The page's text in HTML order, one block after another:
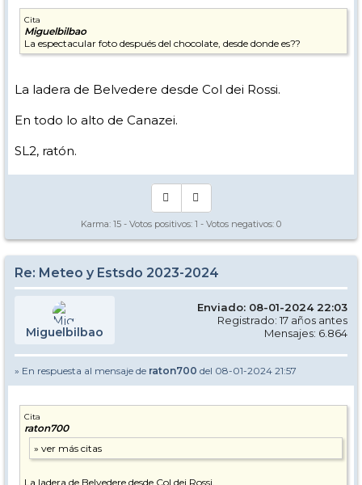
Cita
Miguelbilbao
La espectacular foto después del chocolate, desde donde es??
La ladera de Belvedere desde Col dei Rossi.
En todo lo alto de Canazei.
SL2, ratón.
Karma: 15 - Votos positivos: 1 - Votos negativos: 0
Re: Meteo y Estsdo 2023-2024
Miguelbilbao
Enviado: 08-01-2024 22:03
Registrado: 17 años antes
Mensajes: 6.864
» En respuesta al mensaje de raton700 del 08-01-2024 21:57
Cita
raton700
La ladera de Belvedere desde Col dei Rossi.